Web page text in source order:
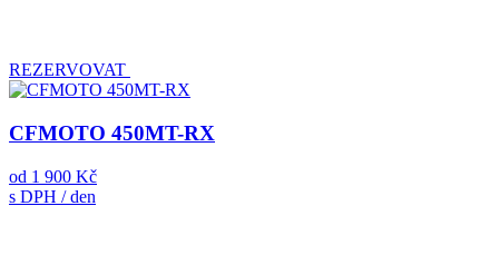
REZERVOVAT
CFMOTO 450MT-RX
od 1 900 Kč
s DPH / den